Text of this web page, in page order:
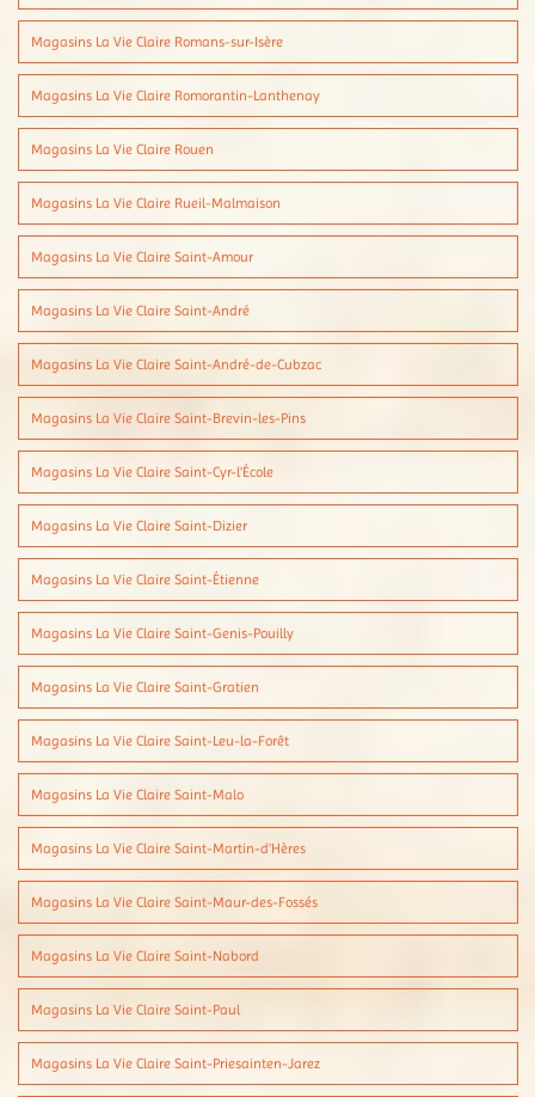
Magasins La Vie Claire Romans-sur-Isère
Magasins La Vie Claire Romorantin-Lanthenay
Magasins La Vie Claire Rouen
Magasins La Vie Claire Rueil-Malmaison
Magasins La Vie Claire Saint-Amour
Magasins La Vie Claire Saint-André
Magasins La Vie Claire Saint-André-de-Cubzac
Magasins La Vie Claire Saint-Brevin-les-Pins
Magasins La Vie Claire Saint-Cyr-l'École
Magasins La Vie Claire Saint-Dizier
Magasins La Vie Claire Saint-Étienne
Magasins La Vie Claire Saint-Genis-Pouilly
Magasins La Vie Claire Saint-Gratien
Magasins La Vie Claire Saint-Leu-la-Forêt
Magasins La Vie Claire Saint-Malo
Magasins La Vie Claire Saint-Martin-d'Hères
Magasins La Vie Claire Saint-Maur-des-Fossés
Magasins La Vie Claire Saint-Nabord
Magasins La Vie Claire Saint-Paul
Magasins La Vie Claire Saint-Priesainten-Jarez